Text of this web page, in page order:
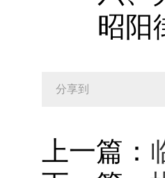
昭阳街
分享到
上一篇：